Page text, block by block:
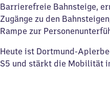
Barrierefreie Bahnsteige,
Zugänge zu den
Rampe zur
Heute ist Dortmund-
S5 und stärkt die Mobilität